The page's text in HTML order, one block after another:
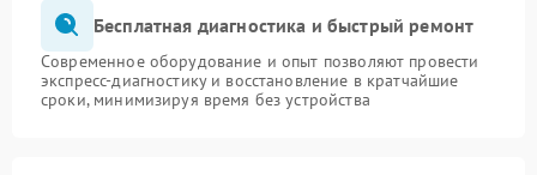
Бесплатная диагностика и быстрый ремонт
Современное оборудование и опыт позволяют провести
экспресс-диагностику и восстановление в кратчайшие
сроки, минимизируя время без устройства